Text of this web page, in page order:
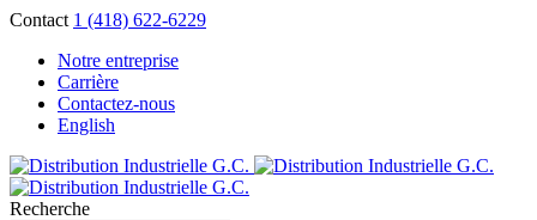
Contact 1 (418) 622-6229
Notre entreprise
Carrière
Contactez-nous
English
Recherche